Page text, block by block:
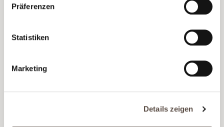
Präferenzen
Statistiken
Marketing
Details zeigen